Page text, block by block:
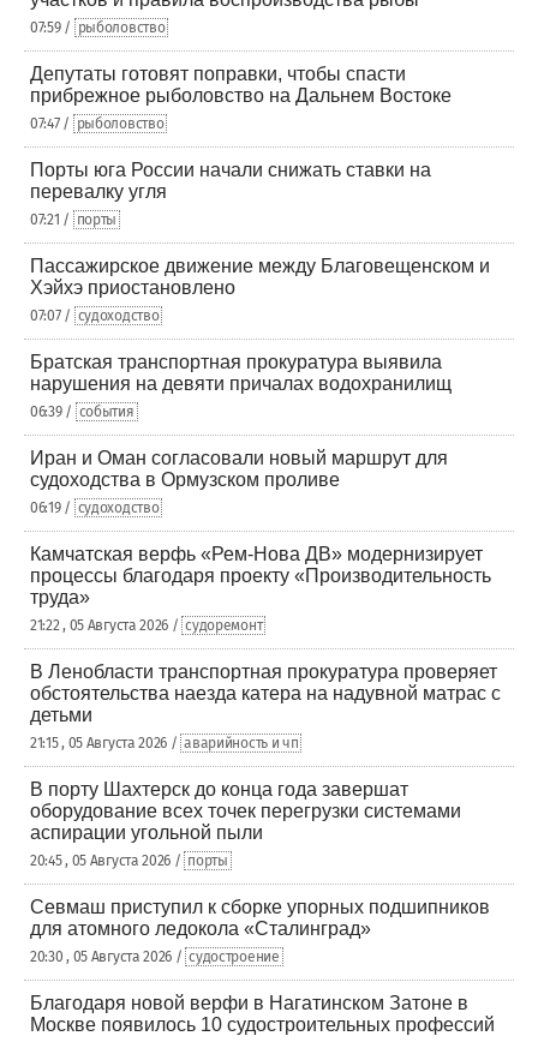
07:59 / рыболовство
Депутаты готовят поправки, чтобы спасти
прибрежное рыболовство на Дальнем Востоке
07:47 / рыболовство
Порты юга России начали снижать ставки на
перевалку угля
07:21 / порты
Пассажирское движение между Благовещенском и
Хэйхэ приостановлено
07:07 / судоходство
Братская транспортная прокуратура выявила
нарушения на девяти причалах водохранилищ
06:39 / события
Иран и Оман согласовали новый маршрут для
судоходства в Ормузском проливе
06:19 / судоходство
Камчатская верфь «Рем-Нова ДВ» модернизирует
процессы благодаря проекту «Производительность
труда»
21:22 , 05 Августа 2026 / судоремонт
В Ленобласти транспортная прокуратура проверяет
обстоятельства наезда катера на надувной матрас с
детьми
21:15 , 05 Августа 2026 / аварийность и чп
В порту Шахтерск до конца года завершат
оборудование всех точек перегрузки системами
аспирации угольной пыли
20:45 , 05 Августа 2026 / порты
Севмаш приступил к сборке упорных подшипников
для атомного ледокола «Сталинград»
20:30 , 05 Августа 2026 / судостроение
Благодаря новой верфи в Нагатинском Затоне в
Москве появилось 10 судостроительных профессий